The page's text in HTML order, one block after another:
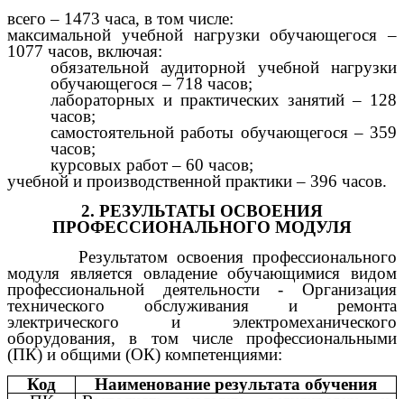
всего – 1473 часа, в том числе:
максимальной учебной нагрузки обучающегося –
1077 часов, включая:
обязательной аудиторной учебной нагрузки
обучающегося – 718 часов;
лабораторных и практических занятий – 128
часов;
самостоятельной работы обучающегося – 359
часов;
курсовых работ – 60 часов;
учебной и производственной практики – 396 часов.
2. РЕЗУЛЬТАТЫ ОСВОЕНИЯ
ПРОФЕССИОНАЛЬНОГО МОДУЛЯ
Результатом освоения профессионального
модуля является овладение обучающимися видом
профессиональной деятельности - Организация
технического обслуживания и ремонта
электрического и электромеханического
оборудования, в том числе профессиональными
(ПК) и общими (ОК) компетенциями:
Код
Наименование результата обучения